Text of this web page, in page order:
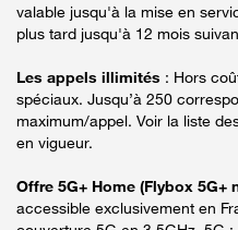
valable jusqu'à la mise en
plus tard jusqu'à 12 mois
Les appels illimités : Hors
spéciaux. Jusqu’à 250
maximum/appel. Voir la liste
en vigueur.
Offre 5G+ Home (Flybox 5G+
accessible exclusivement en